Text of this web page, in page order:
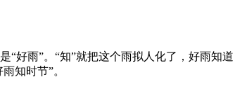
好雨”。“知”就把这个雨拟人化了，好雨知道
知时节”。